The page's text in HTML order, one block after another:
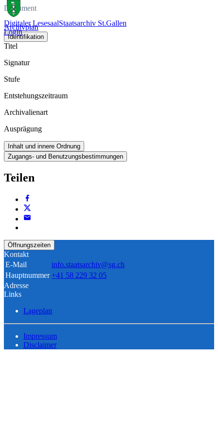
Digitaler LesesaalStaatsarchiv St.Gallen
Login
Dokument
Archivplan
Identifikation
Titel
Signatur
Stufe
Entstehungszeitraum
Archivalienart
Ausprägung
Inhalt und innere Ordnung
Zugangs- und Benutzungsbestimmungen
Teilen
Öffnungszeiten
Kontakt
E-Mail
info.staatsarchiv@sg.ch
Hauptnummer +41 58 229 32 05
Adresse
Links
Lageplan
Impressum
Disclaimer